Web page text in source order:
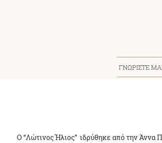
ΓΝΩΡΙΣΤΕ
O “Λώτινος Ήλιος” ιδρύθηκε από την